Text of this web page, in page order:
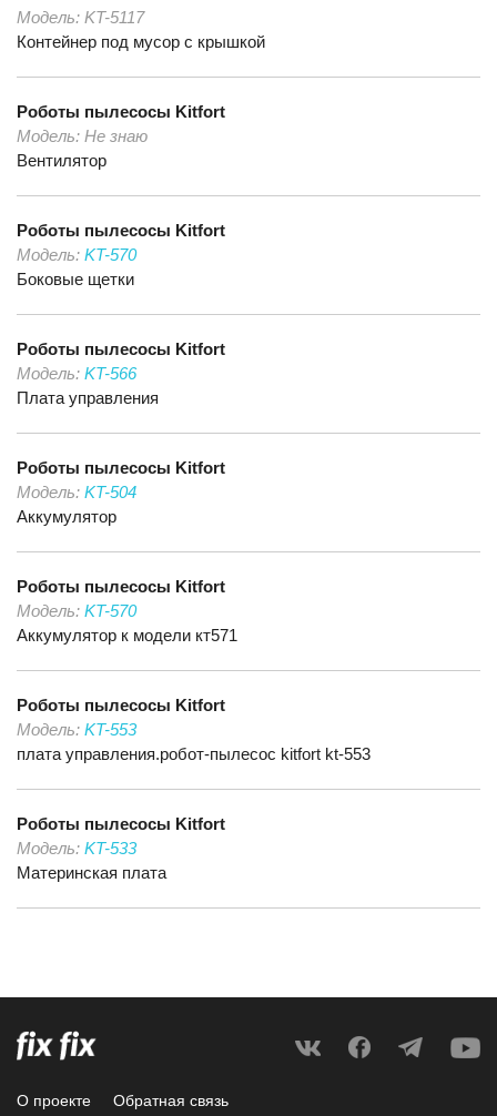
Модель: KT-5117
Контейнер под мусор с крышкой
Роботы пылесосы Kitfort
Модель: Не знаю
Вентилятор
Роботы пылесосы Kitfort
Модель: KT-570
Боковые щетки
Роботы пылесосы Kitfort
Модель: KT-566
Плата управления
Роботы пылесосы Kitfort
Модель: KT-504
Аккумулятор
Роботы пылесосы Kitfort
Модель: KT-570
Аккумулятор к модели кт571
Роботы пылесосы Kitfort
Модель: KT-553
плата управления.робот-пылесос kitfort kt-553
Роботы пылесосы Kitfort
Модель: KT-533
Материнская плата
О проекте Обратная связь